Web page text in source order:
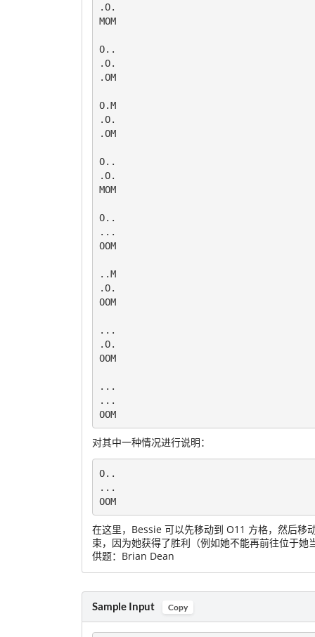
.O.
MOM
O..
.O.
.OM
O.M
.O.
.OM
O..
.O.
MOM
O..
...
OOM
..M
.O.
OOM
...
.O.
OOM
...
...
对其中一种情况进行说明：
O..
...
OOM
在这里，Bessie 可以先移动到 O11 方格，然后移
束，因为她获得了胜利（例如她不能再前往位于
供题：Brian Dean
Sample Input Copy